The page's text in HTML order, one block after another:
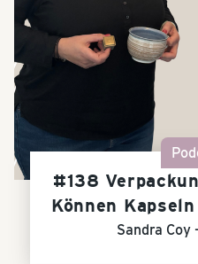
#138
Können
Sandra Coy